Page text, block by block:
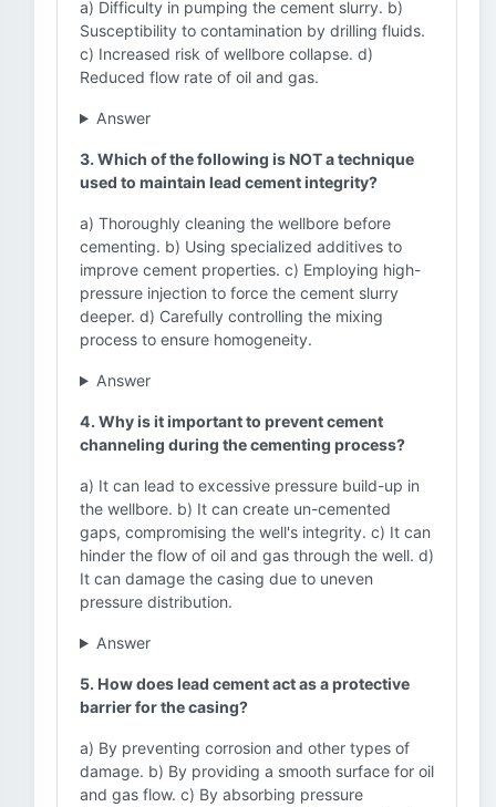
a) Difficulty in pumping the cement slurry. b)
Susceptibility to contamination by drilling fluids.
c) Increased risk of wellbore collapse. d)
Reduced flow rate of oil and gas.
Answer
3. Which of the following is NOT a technique
used to maintain lead cement integrity?
a) Thoroughly cleaning the wellbore before
cementing. b) Using specialized additives to
improve cement properties. c) Employing high-
pressure injection to force the cement slurry
deeper. d) Carefully controlling the mixing
process to ensure homogeneity.
Answer
4. Why is it important to prevent cement
channeling during the cementing process?
a) It can lead to excessive pressure build-up in
the wellbore. b) It can create un-cemented
gaps, compromising the well's integrity. c) It can
hinder the flow of oil and gas through the well. d)
It can damage the casing due to uneven
pressure distribution.
Answer
5. How does lead cement act as a protective
barrier for the casing?
a) By preventing corrosion and other types of
damage. b) By providing a smooth surface for oil
and gas flow. c) By absorbing pressure